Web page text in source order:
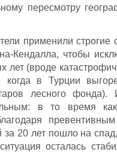
пересмотру
применили строгие
Кендалла, чтобы
лет (вроде
когда в Турции
лесного фонда).
в то время
за 20 лет пошло на
осталась